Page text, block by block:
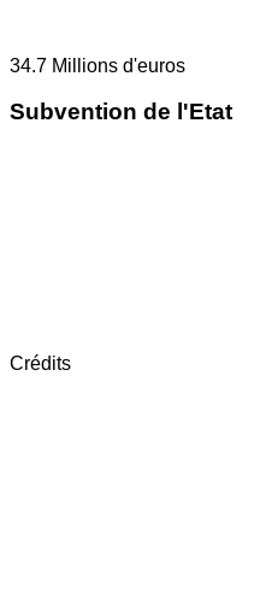
34.7 Millions d'euros
Subvention de l'Etat
Crédits